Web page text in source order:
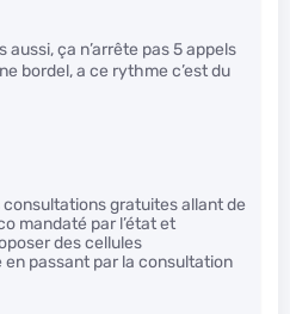
aussi, ça n’arrête pas 5 appels
bordel, a ce rythme c’est du
consultations gratuites allant de
mandaté par l’état et
des cellules
passant par la consultation